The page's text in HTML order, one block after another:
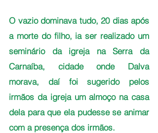
O vazio dominava tudo, 20 dias após
a morte do filho, ia ser realizado um
seminário da igreja na Serra da
Carnaíba, cidade onde Dalva
morava, daí foi sugerido pelos
irmãos da igreja um almoço na casa
dela para que ela pudesse se animar
com a presença dos irmãos.